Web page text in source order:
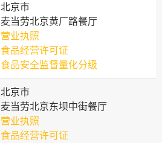
北京市
麦当劳北京黄厂路餐厅
营业执照
食品经营许可证
食品安全监督量化分级
北京市
麦当劳北京东坝中街餐厅
营业执照
食品经营许可证